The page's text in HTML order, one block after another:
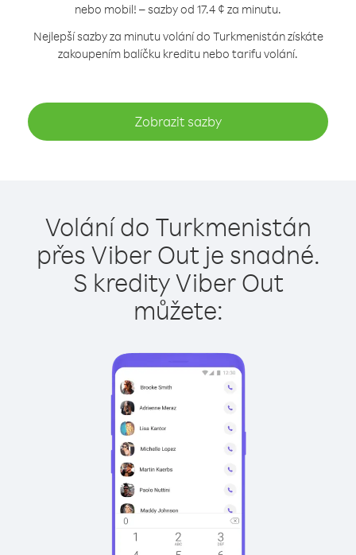
nebo mobil! – sazby od 17.4 ¢ za minutu.
Nejlepší sazby za minutu volání do Turkmenistán získáte
zakoupením balíčku kreditu nebo tarifu volání.
Zobrazit sazby
Volání do Turkmenistán
přes Viber Out je snadné.
S kredity Viber Out
můžete: